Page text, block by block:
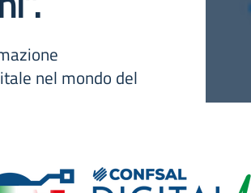
nel mondo del